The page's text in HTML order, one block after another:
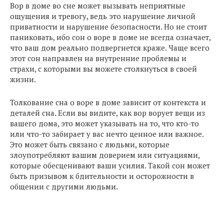
Вор в доме во сне может вызывать неприятные
ощущения и тревогу, ведь это нарушение личной
приватности и нарушение безопасности. Но не стоит
паниковать, ибо сон о воре в доме не всегда означает,
что ваш дом реально подвергнется краже. Чаще всего
этот сон направлен на внутренние проблемы и
страхи, с которыми вы можете столкнуться в своей
жизни.
Толкование сна о воре в доме зависит от контекста и
деталей сна. Если вы видите, как вор ворует вещи из
вашего дома, это может указывать на то, что кто-то
или что-то забирает у вас нечто ценное или важное.
Это может быть связано с людьми, которые
злоупотребляют вашим доверием или ситуациями,
которые обесценивают ваши усилия. Такой сон может
быть призывом к бдительности и осторожности в
общении с другими людьми.